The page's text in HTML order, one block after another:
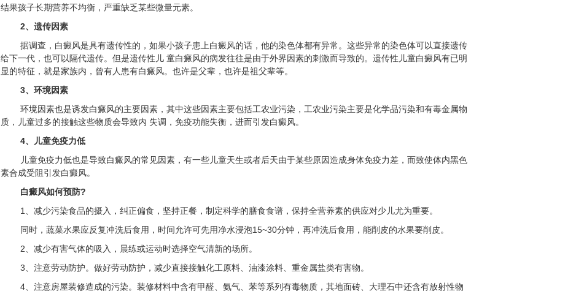
结果孩子长期营养不均衡，严重缺乏某些微量元素。
2、遗传因素
据调查，白癜风是具有遗传性的，如果小孩子患上白癜风的话，他的染色体都有异常。这些异常的染色体可以直接遗传
给下一代，也可以隔代遗传。但是遗传性儿 童白癜风的病发往往是由于外界因素的刺激而导致的。遗传性儿童白癜风有已明
显的特征，就是家族内，曾有人患有白癜风。也许是父辈，也许是祖父辈等。
3、环境因素
环境因素也是诱发白癜风的主要因素，其中这些因素主要包括工农业污染，工农业污染主要是化学品污染和有毒金属物
质，儿童过多的接触这些物质会导致内 失调，免疫功能失衡，进而引发白癜风。
4、儿童免疫力低
儿童免疫力低也是导致白癜风的常见因素，有一些儿童天生或者后天由于某些原因造成身体免疫力差，而致使体内黑色
素合成受阻引发白癜风。
白癜风如何预防?
1、减少污染食品的摄入，纠正偏食，坚持正餐，制定科学的膳食食谱，保持全营养素的供应对少儿尤为重要。
同时，蔬菜水果应反复冲洗后食用，时间允许可先用净水浸泡15~30分钟，再冲洗后食用，能削皮的水果要削皮。
2、减少有害气体的吸入，晨练或运动时选择空气清新的场所。
3、注意劳动防护。做好劳动防护，减少直接接触化工原料、油漆涂料、重金属盐类有害物。
4、注意房屋装修造成的污染。装修材料中含有甲醛、氨气、苯等系列有毒物质，其地面砖、大理石中还含有放射性物